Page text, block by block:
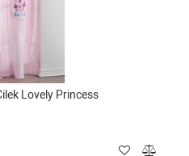
Lovely Princess